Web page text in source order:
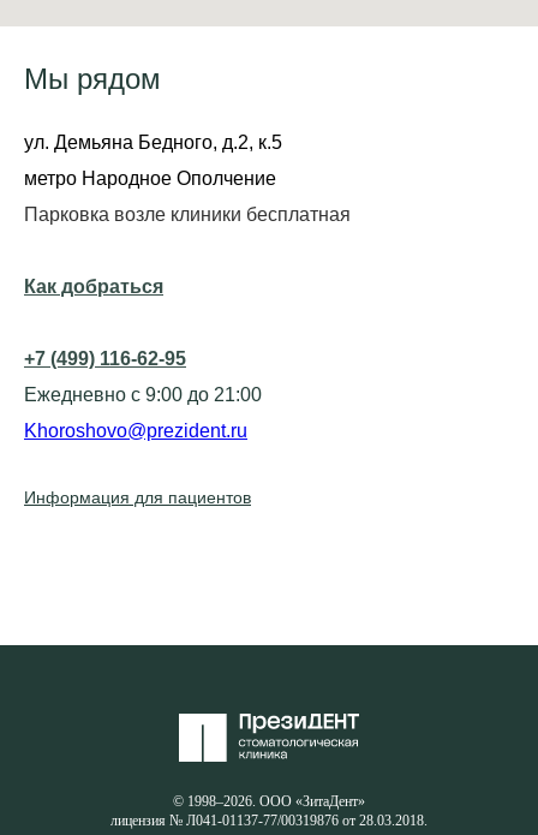
Мы рядом
ул. Демьяна Бедного, д.2, к.5
метро Народное Ополчение
Парковка возле клиники бесплатная
Как добраться
+7 (499) 116-62-95
Ежедневно с 9:00 до 21:00
Khoroshovo@prezident.ru
Информация для пациентов
© 1998–2026. ООО «ЗитаДент»
лицензия № Л041-01137-77/00319876 от 28.03.2018.